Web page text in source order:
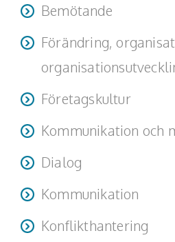
Bemötande
Förändring,
Företagskultur
Kommunikation och
Dialog
Kommunikation
Konflikthantering